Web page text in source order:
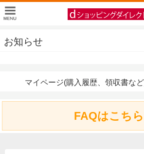
お知らせ
マイページ(購入履歴、領収書な
FAQはこちら